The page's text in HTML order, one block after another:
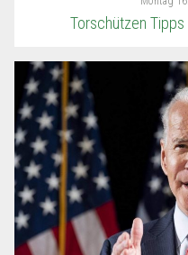
Torschützen